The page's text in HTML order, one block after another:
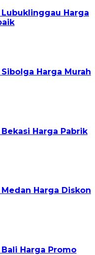
Lubuklinggau Harga
Sibolga Harga Murah
Bekasi Harga Pabrik
Medan Harga Diskon
Bali Harga Promo